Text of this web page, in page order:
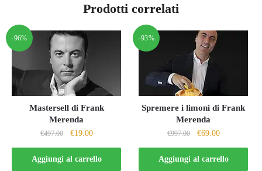
Prodotti correlati
-96%
Mastersell di Frank
Merenda
€497.00
Il
prezzo
originale
€19.00Il
prezzo
attuale
Aggiungi al carrello
-93%
Spremere i limoni di Frank
Merenda
€997.00
Il
prezzo
originale
€69.00Il
prezzo
attuale
Aggiungi al carrello